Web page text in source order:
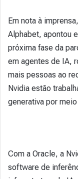
Em nota à
Alphabet, apontou
próxima fase da
em agentes de IA,
mais pessoas ao
Nvidia estão
generativa por
Com a Oracle, a
software de